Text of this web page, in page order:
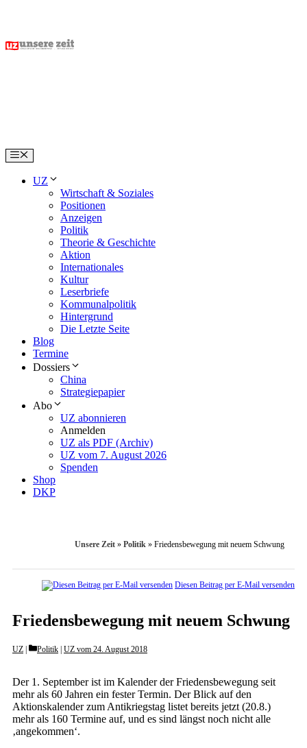
content
Menu
UZ
Wirtschaft & Soziales
Positionen
Anzeigen
Politik
Theorie & Geschichte
Aktion
Internationales
Kultur
Leserbriefe
Kommunalpolitik
Hintergrund
Die Letzte Seite
Blog
Termine
Dossiers
China
Strategiepapier
Abo
UZ abonnieren
Anmelden
UZ als PDF (Archiv)
UZ vom 7. August 2026
Spenden
Shop
DKP
Unsere Zeit » Politik » Friedensbewegung mit neuem Schwung
Diesen Beitrag per E-Mail versenden
Friedensbewegung mit neuem Schwung
UZ Categories
Politik UZ vom 24. August 2018
Der 1. September ist im Kalender der Friedensbewegung seit
mehr als 60 Jahren ein fester Termin. Der Blick auf den
Aktionskalender zum Antikriegstag listet bereits jetzt (20.8.)
mehr als 160 Termine auf, und es sind längst noch nicht alle
‚angekommen‘.